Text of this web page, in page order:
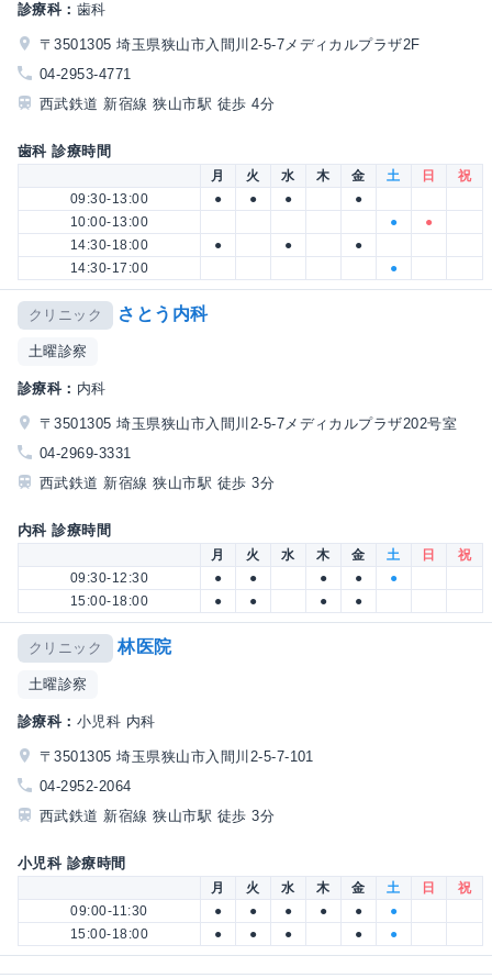
診療科： 歯科
〒3501305 埼玉県狭山市入間川2-5-7メディカルプラザ2F
04-2953-4771
西武鉄道 新宿線 狭山市駅 徒歩 4分
歯科 診療時間
月 火 水 木 金 土 日
祝
09:30-13:00
● ● ●
●
10:00-13:00
●
●
14:30-18:00
● ●
●
14:30-17:00
●
クリニック さとう内科
土曜診察
診療科： 内科
〒3501305 埼玉県狭山市入間川2-5-7メディカルプラザ202号室
04-2969-3331
西武鉄道 新宿線 狭山市駅 徒歩 3分
内科 診療時間
月 火 水 木 金 土 日
祝
09:30-12:30
● ● ● ●
●
15:00-18:00
● ● ● ●
クリニック 林医院
土曜診察
診療科： 小児科 内科
〒3501305 埼玉県狭山市入間川2-5-7-101
04-2952-2064
西武鉄道 新宿線 狭山市駅 徒歩 3分
小児科 診療時間
月 火 水 木 金 土 日
祝
09:00-11:30
● ● ● ● ●
●
15:00-18:00
● ● ● ● ●